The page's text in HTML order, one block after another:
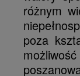
różnym
poza